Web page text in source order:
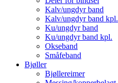
Kalv/ungdyr band
Kalv/ungdyr band kpl.
Ku/ungdyr band
Ku/ungdyr band kpl.
Okseband
Småfeband
Bjøller
Bjøllereimer